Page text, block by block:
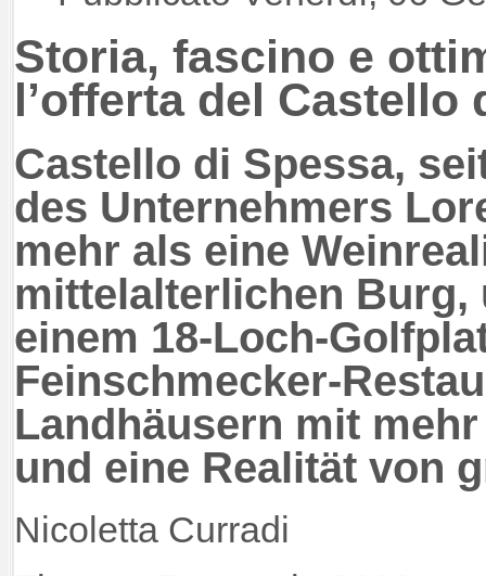
Storia, fascino e
l’offerta del Castello
Castello di Spessa,
des Unternehmers
mehr als eine
mittelalterlichen Burg,
einem 18-Loch-
Feinschmecker-
Landhäusern mit
und eine Realität von
Nicoletta Curradi